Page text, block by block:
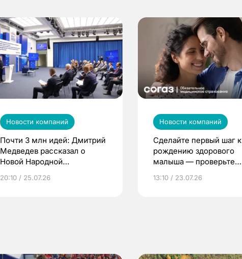
Новости компаний
Почти 3 млн идей: Дмитрий
Медведев рассказал о
Новой Народной
20:10 / 25.07.26
Новости компаний
Сделайте первый шаг к
рождению здорового
малыша — проверьте
по ОМС!
13:10 / 23.07.26